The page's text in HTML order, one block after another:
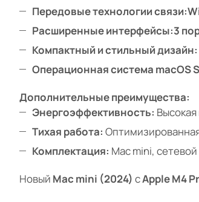
Передовые технологии связи:
Расширенные интерфейсы:3
Компактный и стильный дизайн:
Операционная система macOS
Дополнительные преимущества:
Энергоэффективность:
Тихая работа:
Комплектация: Mac mini,
Новый Mac mini (2024) сApple M4